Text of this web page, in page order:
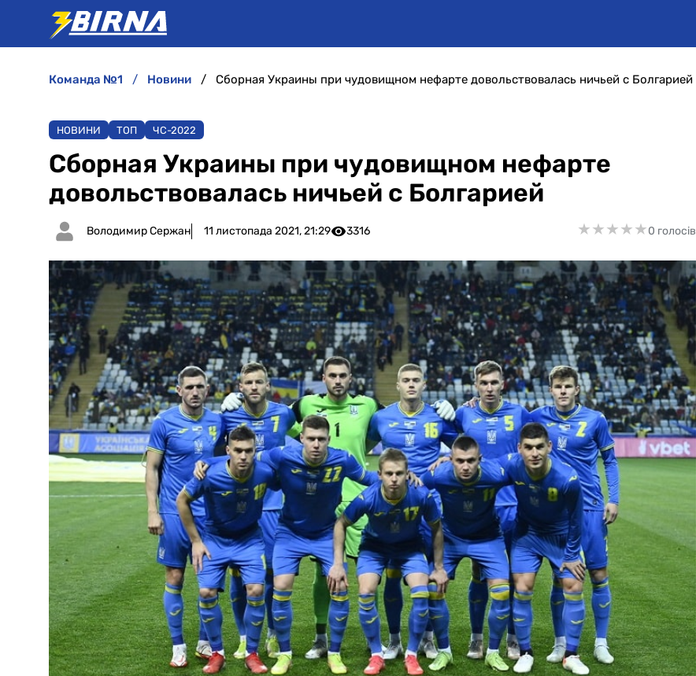
команда №1 новини Сборная Украины при чудовищном нефарте довольствовалась ничьей с Болгарией
НОВИНИ ТОП ЧC-2022
Сборная Украины при чудовищном нефарте
довольствовалась ничьей с Болгарией
Володимир Сержан 11 листопада 2021, 21:29 3316 ★★★★★
★★★★★0 голосів